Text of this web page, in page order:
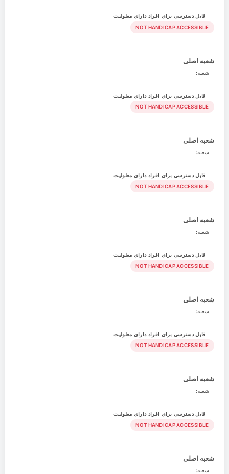
قابل دسترسی برای افراد دارای معلولیت
NOT HANDICAP ACCESSIBLE
شعبه اصلی
شعبه:
قابل دسترسی برای افراد دارای معلولیت
NOT HANDICAP ACCESSIBLE
شعبه اصلی
شعبه:
قابل دسترسی برای افراد دارای معلولیت
NOT HANDICAP ACCESSIBLE
شعبه اصلی
شعبه:
قابل دسترسی برای افراد دارای معلولیت
NOT HANDICAP ACCESSIBLE
شعبه اصلی
شعبه:
قابل دسترسی برای افراد دارای معلولیت
NOT HANDICAP ACCESSIBLE
شعبه اصلی
شعبه:
قابل دسترسی برای افراد دارای معلولیت
NOT HANDICAP ACCESSIBLE
شعبه اصلی
شعبه: